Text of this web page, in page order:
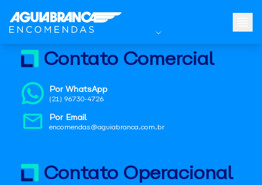
Contato Comercial
Por WhatsApp
(21) 96730-4726
Por Email
encomendas@aguiabranca.com.br
Contato Operacional